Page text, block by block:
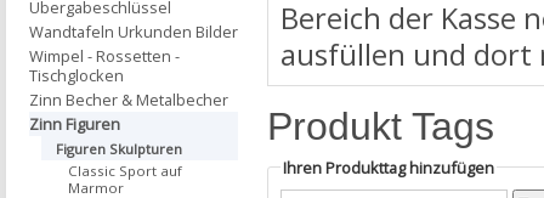
Bereich der Kasse
ausfüllen und dort
Produkt Tags
Ihren Produkttag hinzufügen
Übergabeschlüssel
Wandtafeln Urkunden Bilder
Wimpel - Rossetten -
Tischglocken
Zinn Becher & Metalbecher
Zinn Figuren
Figuren Skulpturen
Classic Sport auf
Marmor